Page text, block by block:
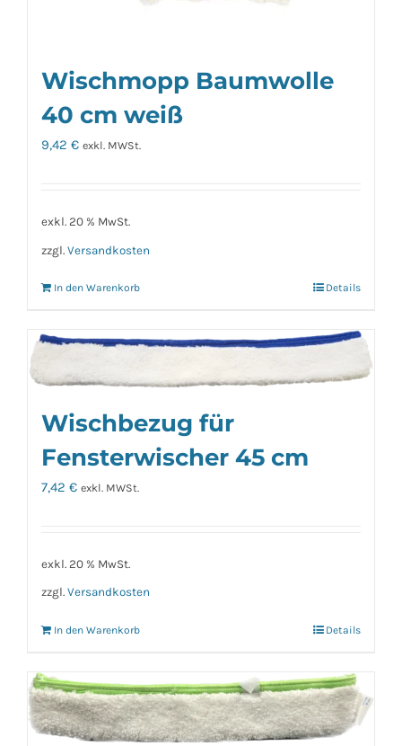
Wischmopp Baumwolle
40 cm weiß
9,42 € exkl. MWSt.
exkl. 20 % MwSt.
zzgl. Versandkosten
In den Warenkorb Details
Wischbezug für
Fensterwischer 45 cm
7,42 € exkl. MWSt.
exkl. 20 % MwSt.
zzgl. Versandkosten
In den Warenkorb Details